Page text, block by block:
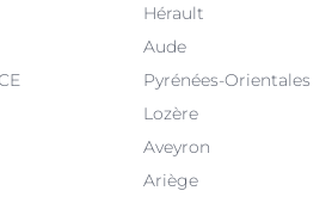
Hérault
Aude
Pyrénées-Orientales
Lozère
Aveyron
Ariège